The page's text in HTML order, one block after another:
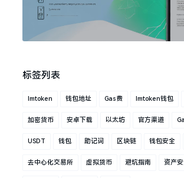
标签列表
Imtoken 钱包地址 Gas费 Imtoken钱包
加密货币 安卓下载 以太坊 官方渠道
USDT 钱包 助记词 区块链 钱包安全
去中心化交易所 虚拟货币 避坑指南 资产